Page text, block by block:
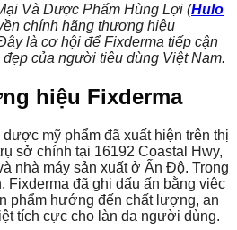
Và Dược Phẩm Hùng Lợi (Hulo
chính hãng thương hiệu
là cơ hội để Fixderma tiếp cận
của người tiêu dùng Việt Nam.
hiệu Fixderma
mỹ phẩm đã xuất hiện trên thị
sở chính tại 16192 Coastal Hwy,
nhà máy sản xuất ở Ấn Độ. Trong
Fixderma đã ghi dấu ấn bằng việc
phẩm hướng đến chất lượng, an
tích cực cho làn da người dùng.